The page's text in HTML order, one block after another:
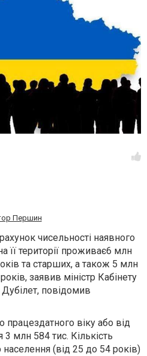
Першин
чисельності наявного
її території проживає6 млн
та старших, а також 5 млн
, заявив міністр Кабінету
повідомив
працездатного віку або від
3 млн 584 тис. Кількість
населення (від 25 до 54 років)